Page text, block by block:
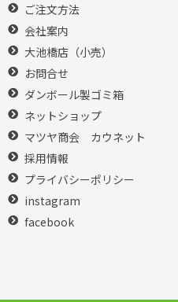
ご注文方法
会社案内
大池橋店（小売）
お問合せ
ダンボール製ゴミ箱
ネットショップ
マツヤ商会 カウネット
採用情報
プライバシーポリシー
instagram
facebook